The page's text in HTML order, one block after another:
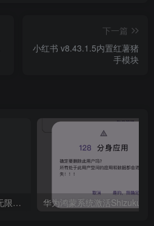
下一篇
小红书 v8.43.1.5内置红薯猪
手模块
AI Mirror换装去衣APP可无限白嫖！